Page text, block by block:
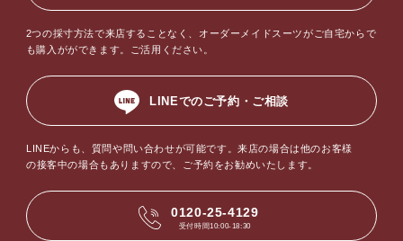
2つの採寸方法で来店することなく、オーダーメイドスーツがご自宅からで
も購入がができます。ご活用ください。
LINEでのご予約・ご相談
LINEからも、質問や問い合わせが可能です。来店の場合は他のお客様
の接客中の場合もありますので、ご予約をお勧めいたします。
0120-25-4129
受付時間10:00-18:30